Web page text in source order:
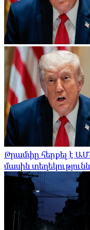
Թրամփը հերքել է
մասին